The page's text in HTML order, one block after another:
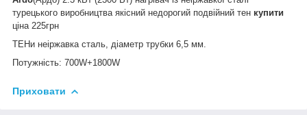
турецького виробництва якісний недорогий подвійний тен купити
ціна 225грн
ТЕНи неіржавка сталь, діаметр трубки 6,5 мм.
Потужність: 700W+1800W
Приховати